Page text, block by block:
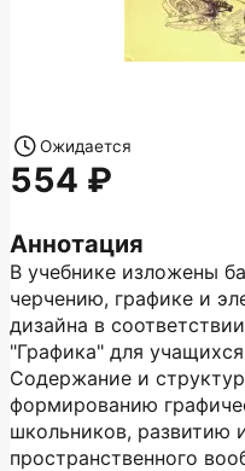
Аннотация
В учебнике изложены
черчению, графике и
дизайна в
"Графика" для
Содержание и
формированию
школьников, развитию
пространственного
Ожидается
554